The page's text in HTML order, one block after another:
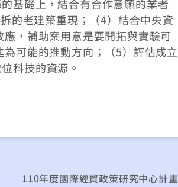
基礎上，結合有合作意願的業者
的老建築重現；（4）結合中央資
，補助案用意是要開拓與實驗可
可能的推動方向；（5）評估成立
科技的資源。